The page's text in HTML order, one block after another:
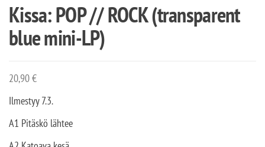
Kissa: POP // ROCK (transparent
blue mini-LP)
20,90€
Ilmestyy 7.3.
A1 Pitäskö lähtee